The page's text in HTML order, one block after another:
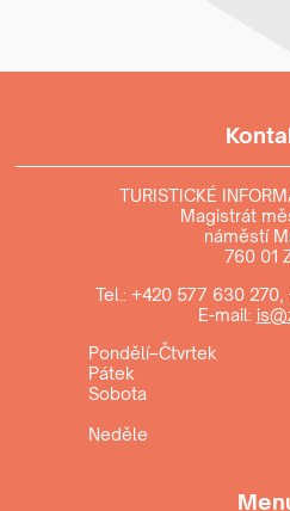
TURISTICKÉ
Magistrát
náměstí
760 01
Tel.: +420 577 630 270
E-mail:
Pondělí–Čtvrtek
Pátek
Sobota
Neděle